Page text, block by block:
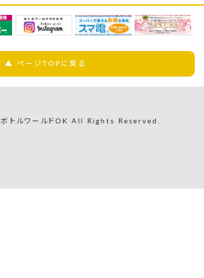
▲ ページTOPに戻る
トルワールドOK All Rights Reserved.